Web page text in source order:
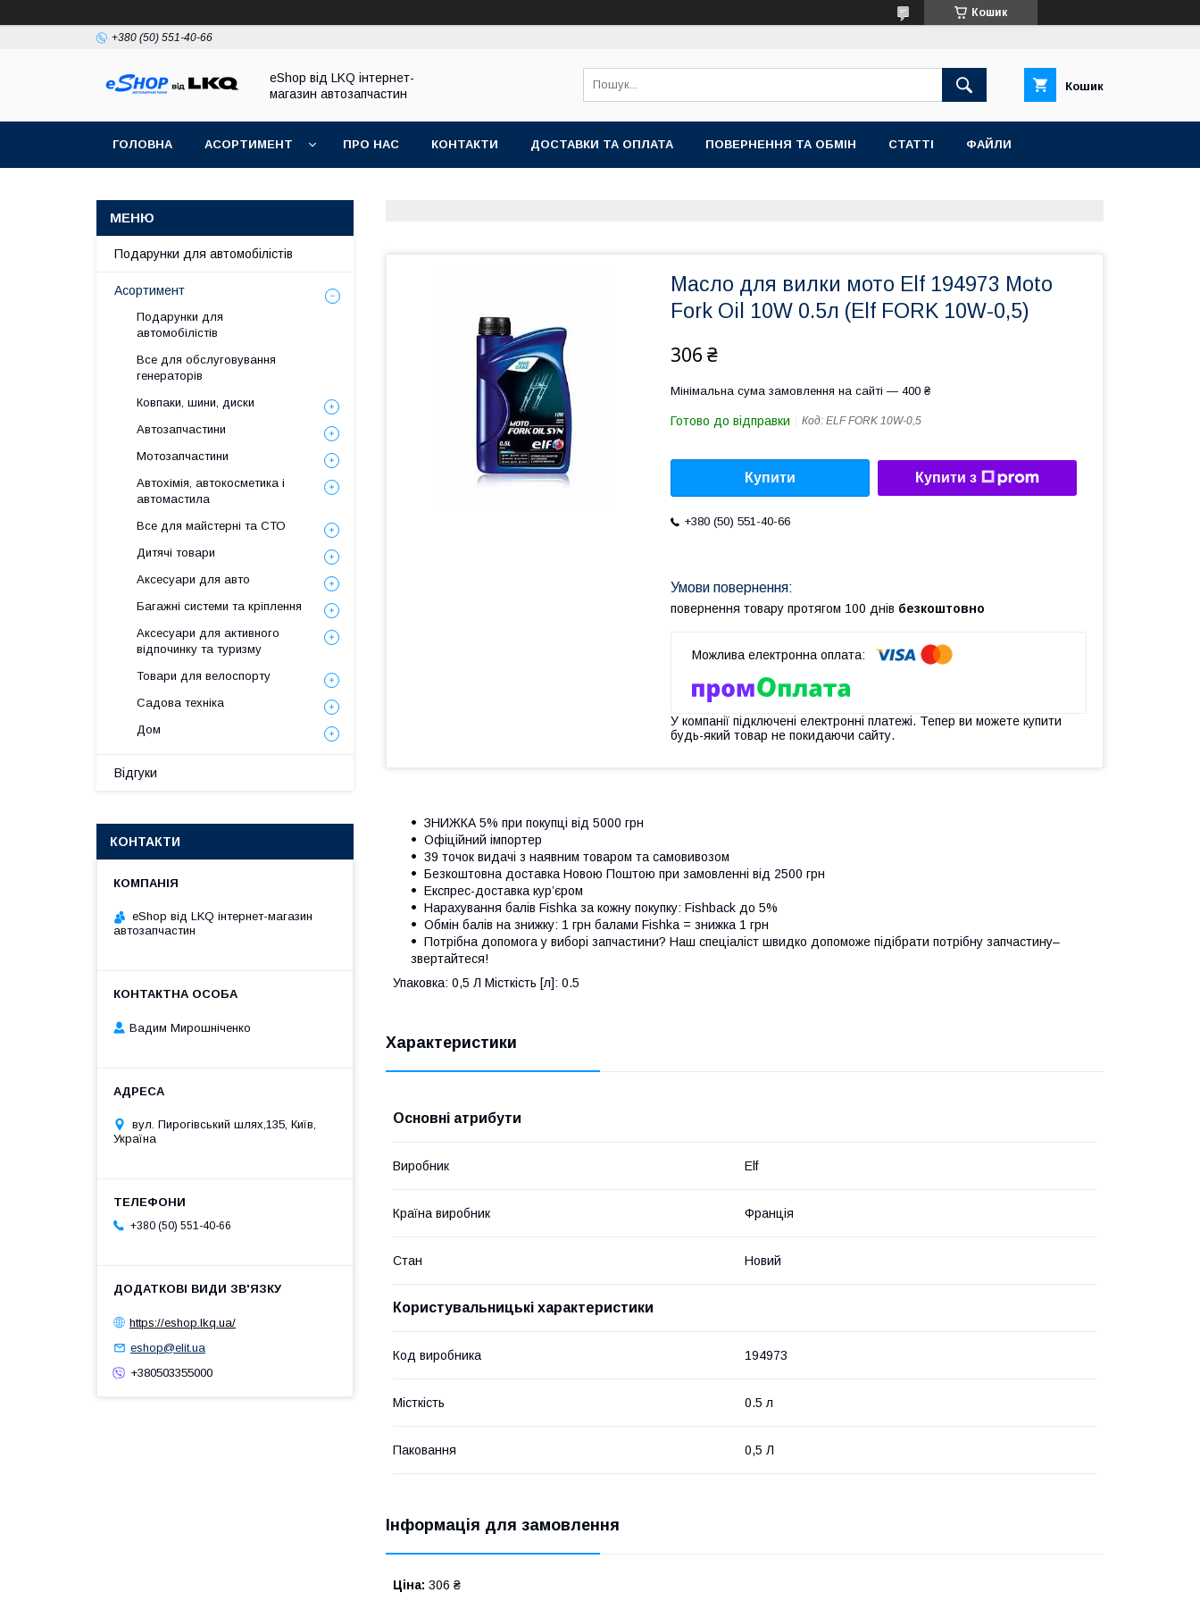
Кошик
+380 (50) 551-40-66
eShop від LKQ інтернет-
магазин автозапчастин
Кошик
ГОЛОВНА АСОРТИМЕНТ ПРО НАС КОНТАКТИ ДОСТАВКИ ТА ОПЛАТА ПОВЕРНЕННЯ ТА ОБМІН СТАТТІ ФАЙЛИ
Масло для вилки мото Elf 194973 Moto
Fork Oil 10W 0.5л (Elf FORK 10W-0,5)
306 ₴
Мінімальна сума замовлення на сайті — 400 ₴
Готово до відправки Код: ELF FORK 10W-0,5
Купити Купити з
+380 (50) 551-40-66
повернення товару протягом 100 днів безкоштовно
У компанії підключені електронні платежі. Тепер ви можете купити
будь-який товар не покидаючи сайту.
ЗНИЖКА 5% при покупці від 5000 грн
Офіційний імпортер
39 точок видачі з наявним товаром та самовивозом
Безкоштовна доставка Новою Поштою при замовленні від 2500 грн
Експрес-доставка кур’єром
Нарахування балів Fishka за кожну покупку: Fishback до 5%
Обмін балів на знижку: 1 грн балами Fishka = знижка 1 грн
Потрібна допомога у виборі запчастини? Наш спеціаліст швидко допоможе підібрати потрібну запчастину–
звертайтеся!
Упаковка: 0,5 Л Місткість [л]: 0.5
Характеристики
Основні атрибути
Виробник Elf
Країна виробник Франція
Стан Новий
Користувальницькі характеристики
Код виробника 194973
Місткість 0.5 л
Паковання 0,5 Л
Інформація для замовлення
Ціна: 306 ₴
Подарунки для автомобілістів
Асортимент
Подарунки для
автомобілістів
Все для обслуговування
генераторів
Ковпаки, шини, диски
Автозапчастини
Мотозапчастини
Автохімія, автокосметика і
автомастила
Все для майстерні та СТО
Дитячі товари
Аксесуари для авто
Багажні системи та кріплення
Аксесуари для активного
відпочинку та туризму
Товари для велоспорту
Садова техніка
Дом
Відгуки
КОНТАКТИ
eShop від LKQ інтернет-магазин
автозапчастин
Вадим Мирошніченко
вул. Пирогівський шлях,135, Київ,
Україна
+380 (50) 551-40-66
https://eshop.lkq.ua/
eshop@elit.ua
+380503355000